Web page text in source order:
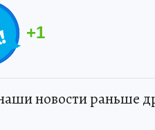
+1
новости раньше